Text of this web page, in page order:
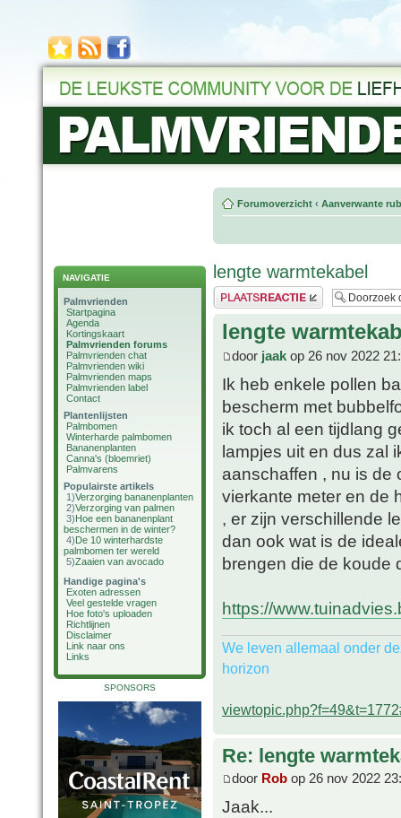
NAVIGATIE
Palmvrienden
Startpagina
Agenda
Kortingskaart
Palmvrienden forums
Palmvrienden chat
Palmvrienden wiki
Palmvrienden maps
Palmvrienden label
Contact
Plantenlijsten
Palmbomen
Winterharde palmbomen
Bananenplanten
Canna's (bloemriet)
Palmvarens
Populairste artikels
1)Verzorging bananenplanten
2)Verzorging van palmen
3)Hoe een bananenplant
beschermen in de winter?
4)De 10 winterhardste
palmbomen ter wereld
5)Zaaien van avocado
Handige pagina's
Exoten adressen
Veel gestelde vragen
Hoe foto's uploaden
Richtlijnen
Disclaimer
Link naar ons
Links
SPONSORS
Forumoverzicht ‹ Aanverwante
lengte warmtekabel
Plaats een reactie
lengte
door jaak op 26 nov 2022
Ik heb enkele pollen
bescherm met
ik toch al een tijdlang
lampjes uit en dus zal
aanschaffen , nu is de
vierkante meter en de
, er zijn verschillende
dan ook wat is de
brengen die de koude
https://
We leven allemaal onder
horizon
Re: lengte
door Rob op 26 nov 2022
Jaak...